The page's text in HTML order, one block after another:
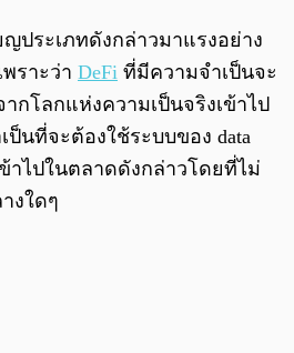
ประเภทดังกล่าวมาแรงอย่าง
ราะว่า DeFi ที่มีความจำเป็นจะ
กโลกแห่งความเป็นจริงเข้าไป
ป็นที่จะต้องใช้ระบบของ data
าไปในตลาดดังกล่าวโดยที่ไม่
งใดๆ